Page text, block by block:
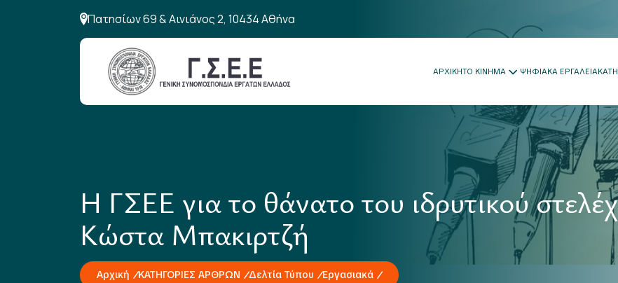
Πατησίων 69 & Αινιάνος 2, 10434 Αθήνα
ΑΡΧΙΚΗΤΟ ΚΙΝΗΜΑ ΨΗΦΙΑΚΑ ΕΡΓΑΛΕΙΑ
Η ΓΣΕΕ για το θάνατο του ιδρυτικού
Κώστα Μπακιρτζή
Αρχική ΚΑΤΗΓΟΡΙΕΣ ΑΡΘΡΩΝ Δελτία Τύπου Εργασιακά